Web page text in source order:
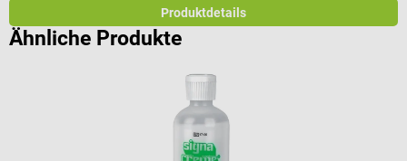
Produktdetails
Ähnliche Produkte